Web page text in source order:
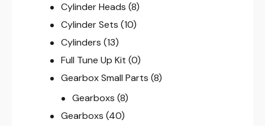
Cylinder Heads (8)
Cylinder Sets (10)
Cylinders (13)
Full Tune Up Kit (0)
Gearbox Small Parts (8)
Gearboxs (8)
Gearboxs (40)